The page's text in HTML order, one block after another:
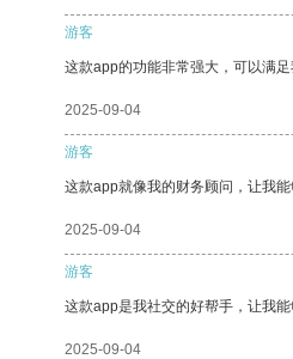
游客
这款app的功能非常强大，可以满
2025-09-04
游客
这款app就像我的财务顾问，让我能
2025-09-04
游客
这款app是我社交的好帮手，让我
2025-09-04